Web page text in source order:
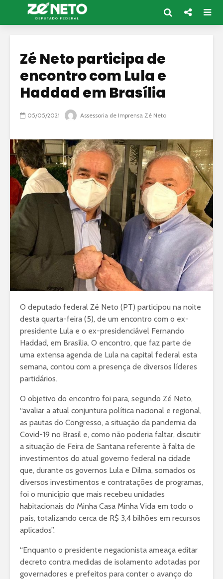
Zé Neto participa de
encontro com Lula e
Haddad em Brasília
05/05/2021 Assessoria de Imprensa Zé Neto
O deputado federal Zé Neto (PT) participou na noite
desta quarta-feira (5), de um encontro com o ex-
presidente Lula e o ex-presidenciável Fernando
Haddad, em Brasília. O encontro, que faz parte de
uma extensa agenda de Lula na capital federal esta
semana, contou com a presença de diversos líderes
partidários.
O objetivo do encontro foi para, segundo Zé Neto,
“avaliar a atual conjuntura política nacional e regional,
as pautas do Congresso, a situação da pandemia da
Covid-19 no Brasil e, como não poderia faltar, discutir
a situação de Feira de Santana referente à falta de
investimentos do atual governo federal na cidade
que, durante os governos Lula e Dilma, somados os
diversos investimentos e contratações de programas,
foi o município que mais recebeu unidades
habitacionais do Minha Casa Minha Vida em todo o
país, totalizando cerca de R$ 3,4 bilhões em recursos
aplicados”.
“Enquanto o presidente negacionista ameaça editar
decreto contra medidas de isolamento adotadas por
governadores e prefeitos para conter o avanço do